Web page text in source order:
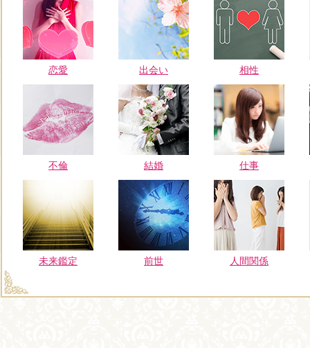
恋愛 出会い 相性
不倫 結婚 仕事
未来鑑定 前世 人間関係